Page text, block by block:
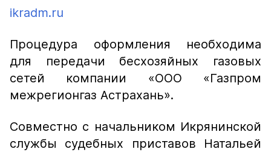
ikradm.ru
Процедура оформления необходима
для передачи бесхозяйных газовых
сетей компании «ООО «Газпром
межрегионгаз Астрахань».
Совместно с начальником Икрянинской
службы судебных приставов Натальей